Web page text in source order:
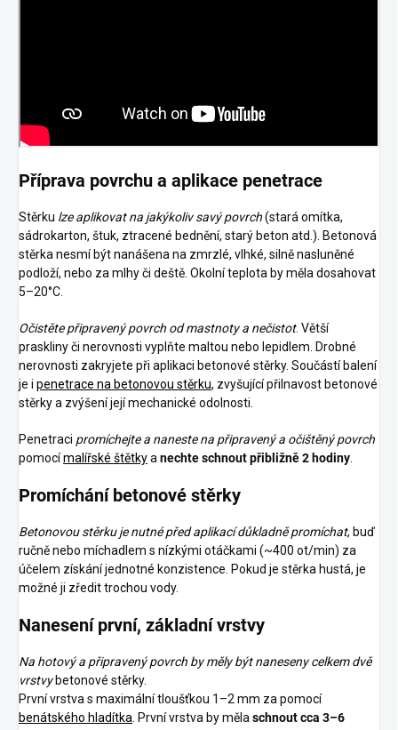
Příprava povrchu a aplikace penetrace
Stěrku lze aplikovat na jakýkoliv savý povrch(stará omítka,
sádrokarton, štuk, ztracené bednění, starý beton atd.). Betonová
stěrka nesmí být nanášena na zmrzlé, vlhké, silně nasluněné
podloží, nebo za mlhy či deště. Okolní teplota by měla dosahovat
5–20°C.
Očistěte připravený povrch od mastnoty a nečistot. Větší
praskliny či nerovnosti vyplňte maltou nebo lepidlem. Drobné
nerovnosti zakryjete při aplikaci betonové stěrky. Součástí balení
je i penetrace na betonovou stěrku, zvyšující přilnavost betonové
stěrky a zvýšení její mechanické odolnosti.
Penetraci promíchejte a naneste na připravený a očištěný povrch
pomocímalířské štětkya nechte schnout přibližně 2 hodiny
Promíchání betonové stěrky
Betonovou stěrku je nutné před aplikací důkladně promíchat, buď
ručně nebo míchadlem s nízkými otáčkami (~400 ot/min) za
účelem získání jednotné konzistence. Pokud je stěrka hustá, je
možné ji zředit trochou vody.
Nanesení první, základní vrstvy
Na hotový a připravený povrch by měly být naneseny celkem dvě
vrstvybetonové stěrky.
První vrstva s maximální tloušťkou 1–2 mm za pomocí
benátského hladítka . První vrstva by měla schnout cca 3–6